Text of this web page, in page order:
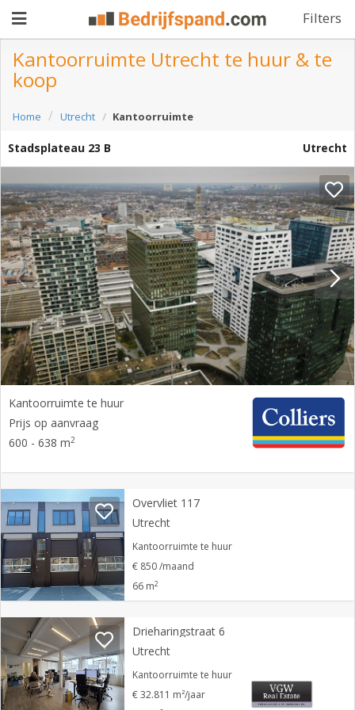
Filters
Pand
aanbieden
zoeken
Waarom
adverteren
Premium
adverteren
Blog
Registreren
Login
Kantoorruimte Utrecht te huur & te
koop
Home Utrecht Kantoorruimte
Stadsplateau 23 B Utrecht
Kantoorruimte te huur
Prijs op aanvraag
600 - 638 m2
Overvliet 117
Utrecht
Kantoorruimte te huur
€ 850 /maand
66 m2
Drieharingstraat 6
Utrecht
Kantoorruimte te huur
€ 32.811 m²/jaar